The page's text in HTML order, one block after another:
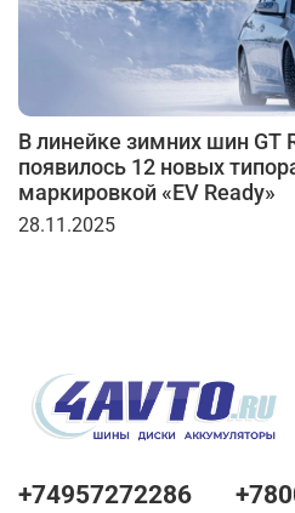
В линейке зимних шин GT
появилось 12 новых
маркировкой «EV Ready»
28.11.2025
+74957272286